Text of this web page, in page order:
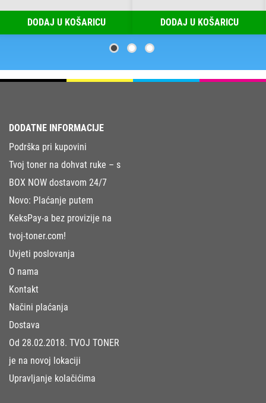
DODAJ U KOŠARICU DODAJ U KOŠARICU
DODATNE INFORMACIJE
Podrška pri kupovini
Tvoj toner na dohvat ruke – s
BOX NOW dostavom 24/7
Novo: Plaćanje putem
KeksPay-a bez provizije na
tvoj-toner.com!
Uvjeti poslovanja
O nama
Kontakt
Načini plaćanja
Dostava
Od 28.02.2018. TVOJ TONER
je na novoj lokaciji
Upravljanje kolačićima